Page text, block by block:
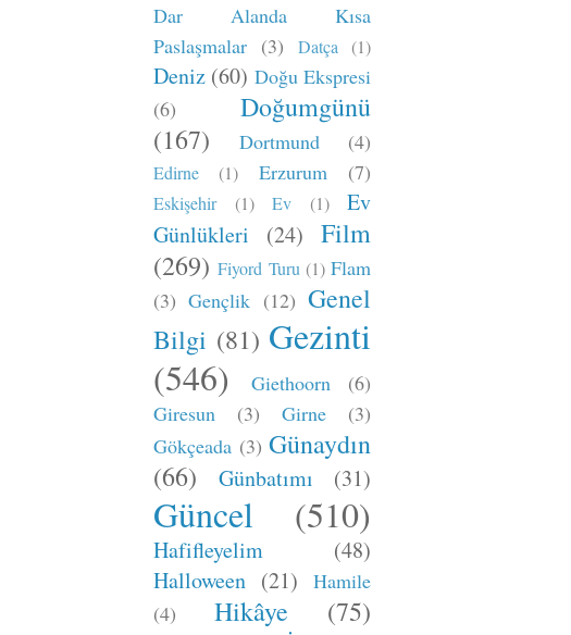
Dar Alanda Kısa
Paslaşmalar (3) Datça (1)
Deniz (60) Doğu Ekspresi
(6)
Doğumgünü
(167)
Dortmund (4)
Edirne (1) Erzurum (7)
Eskişehir (1) Ev (1)
Ev
Günlükleri
(24)
Film
(269) Fiyord Turu (1) Flam
(3) Gençlik (12) Genel
Bilgi (81) Gezinti
(546)
Giethoorn
(6)
Giresun
(3) Girne
(3)
Gökçeada (3) Günaydın
(66)
Günbatımı (31)
Güncel (510)
Hafifleyelim
(48)
Halloween (21)
Hamile
(4)
Hikâye (75)